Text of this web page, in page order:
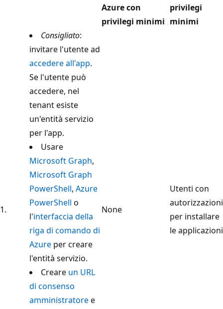
Azure con
privilegi minimi
privilegi
minimi
1.
Consigliato:
invitare l'utente ad
accedere all'app.
Se l'utente può
accedere, nel
tenant esiste
un'entità servizio
per l'app.
Usare
Microsoft Graph,
Microsoft Graph
PowerShell, Azure
PowerShell o
l'interfaccia della
riga di comando di
Azure per creare
l'entità servizio.
Creare un URL
di consenso
amministratoree
None
Utenti con
autorizzazioni
per installare
le applicazioni